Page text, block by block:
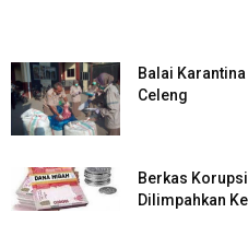
Balai
Celeng
Berkas
Dilimpahkan